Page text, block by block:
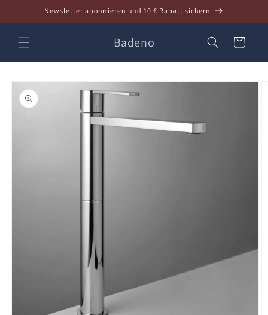
Inhalt
Newsletter abonnieren und 10 € Rabatt sichern
Badeno Warenkorb